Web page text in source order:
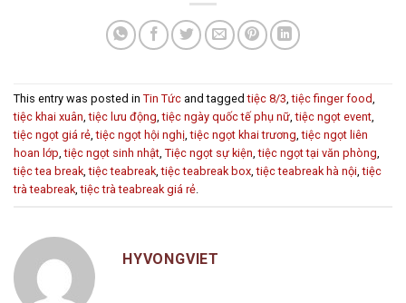
This entry was posted in Tin Tức and taggedtiệc 8/3,tiệc finger food,
tiệc khai xuân,tiệc lưu động,tiệc ngày quốc tế phụ nữ,tiệc ngọt event,
tiệc ngọt giá rẻ,tiệc ngọt hội nghị,tiệc ngọt khai trương,tiệc ngọt liên
hoan lớp,tiệc ngọt sinh nhật, Tiệc ngọt sự kiện,tiệc ngọt tại văn phòng,
tiệc tea break,tiệc teabreak,tiệc teabreak box,tiệc teabreak hà nội,tiệc
trà teabreak,tiệc trà teabreak giá rẻ.
HYVONGVIET